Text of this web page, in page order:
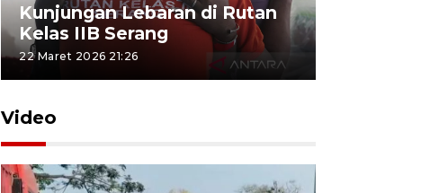
Kunjungan Lebaran di Rutan
Kelas IIB Serang
22 Maret 2026 21:26
Video